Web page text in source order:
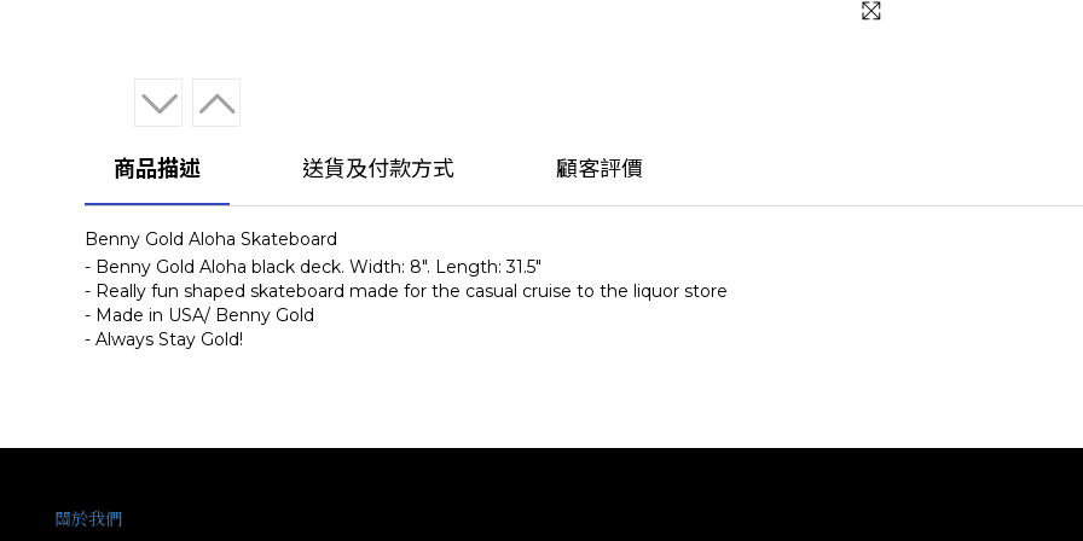
商品描述 送貨及付款方式 顧客評價
Benny Gold Aloha Skateboard
- Benny Gold Aloha black deck. Width: 8". Length: 31.5"
- Really fun shaped skateboard made for the casual cruise to the liquor store
- Made in USA/ Benny Gold
- Always Stay Gold!
關於我們